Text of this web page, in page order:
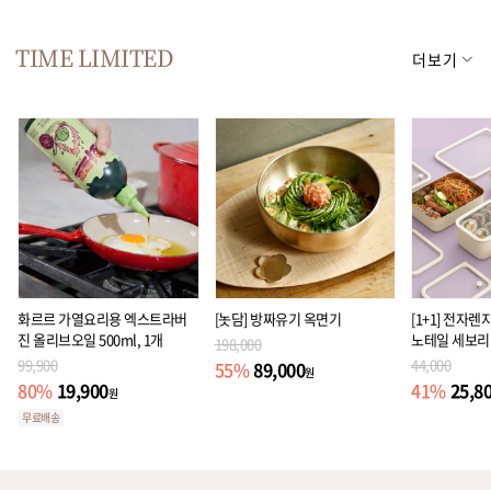
TIME LIMITED 더보기
화르르 가열요리용 엑스트라버
진 올리브오일 500ml, 1개
99,900
80% 19,900원
무료배송
[놋담] 방짜유기 옥면기
198,000
55%89,000원
[1+1] 전자렌
노테일 세보
기
44,000
41%